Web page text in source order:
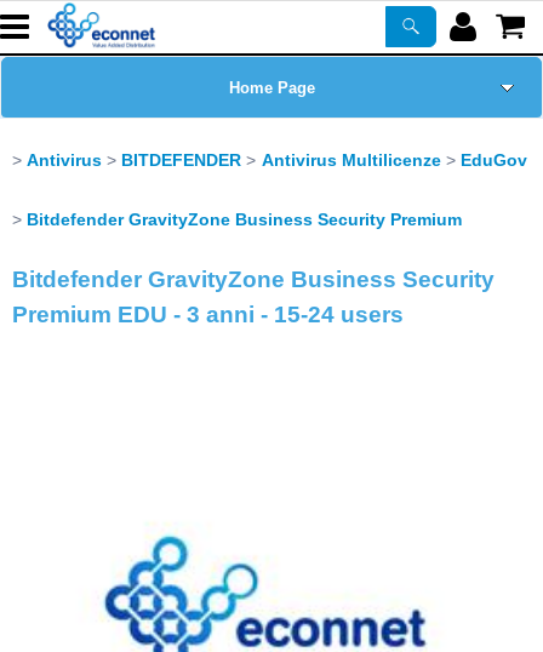
Home Page
Prodotti
Corsi
Antivirus BITDEFENDER Antivirus Multilicenze EduGov
Bitdefender GravityZone Business Security Premium
Bitdefender GravityZone Business Security
Premium EDU - 3 anni - 15-24 users